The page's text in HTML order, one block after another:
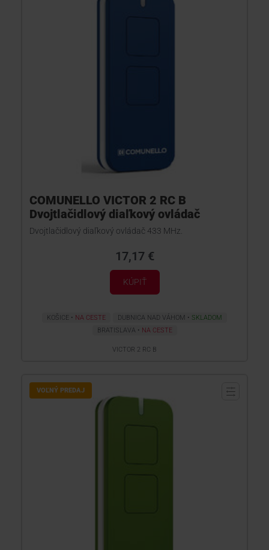
COMUNELLO VICTOR 2 RC B
Dvojtlačidlový diaľkový ovládač
Dvojtlačidlový diaľkový ovládač 433 MHz.
17,17 €
KÚPIŤ
KOŠICE NA CESTE DUBNICA NAD VÁHOM
SKLADOM
BRATISLAVA
NA CESTE
VICTOR 2 RC B
VOĽNÝ PREDAJ